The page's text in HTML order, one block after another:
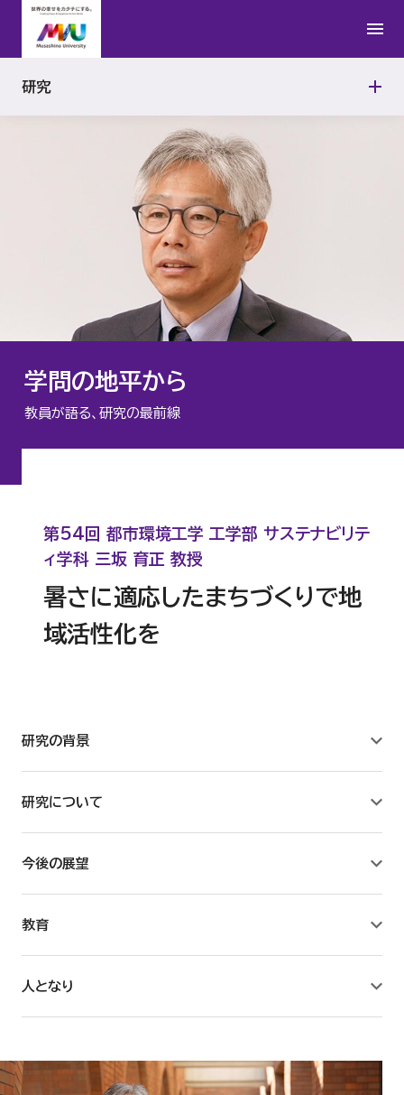
学問の地平から
教員が語る、研究の最前線
第54回 都市環境工学 工学部 サステナビリテ
ィ学科 三坂 育正 教授
暑さに適応したまちづくりで地
域活性化を
研究の背景
研究について
今後の展望
教育
人となり
研究
経営研究所
アントレプレナーシップ研究所
人間科学研究所
サステナビリティ研究所
教職センター
臨床薬学センター
公的研究費の適正使用
研究活動における不正行為への対応
研究機関の管理・監査
研究者紹介
学問の地平から
連携研究の取り組み